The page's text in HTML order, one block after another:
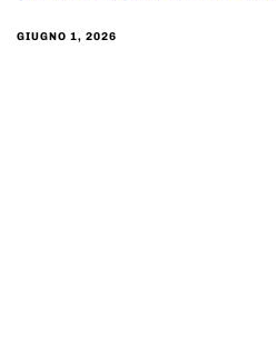
GIUGNO 1, 2026